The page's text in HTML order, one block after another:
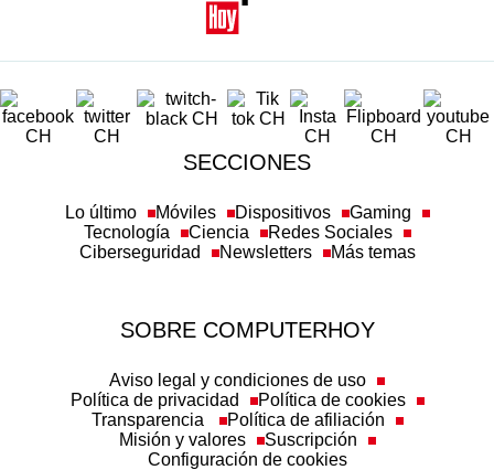
SECCIONES
Lo último Móviles Dispositivos
Gaming
Tecnología
Ciencia
Redes Sociales
Ciberseguridad
Newsletters Más temas
SOBRE COMPUTERHOY
Aviso legal y condiciones de uso
Política de privacidad
Política de cookies
Transparencia
Política de afiliación
Misión y valores
Suscripción
Configuración de cookies